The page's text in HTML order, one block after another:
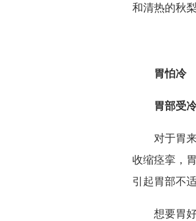
和清热的秋梨
胃怕冷
胃部受
对于胃
收缩痉挛，
引起胃部不适
想要胃